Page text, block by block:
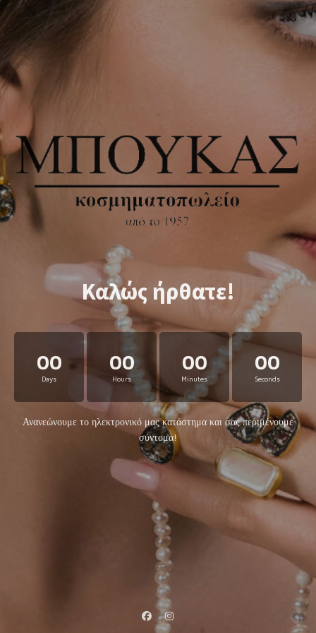
Καλώς ήρθατε!
00
Days
00
Hours
00
Minutes
00
Seconds
Ανανεώνουμε το ηλεκτρονικό μας κατάστημα και σας περιμένουμε
σύντομα!